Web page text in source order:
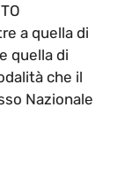
a quella di
quella di
che il
Nazionale